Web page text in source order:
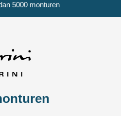
5000 monturen